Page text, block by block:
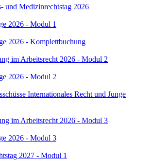
und Medizinrechtstag 2026
2026 - Modul 1
2026 - Komplettbuchung
im Arbeitsrecht 2026 - Modul 2
2026 - Modul 2
Internationales Recht und Junge
im Arbeitsrecht 2026 - Modul 3
2026 - Modul 3
2027 - Modul 1